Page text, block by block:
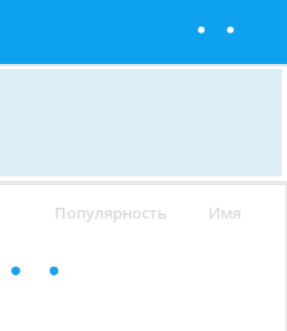
Популярность Имя